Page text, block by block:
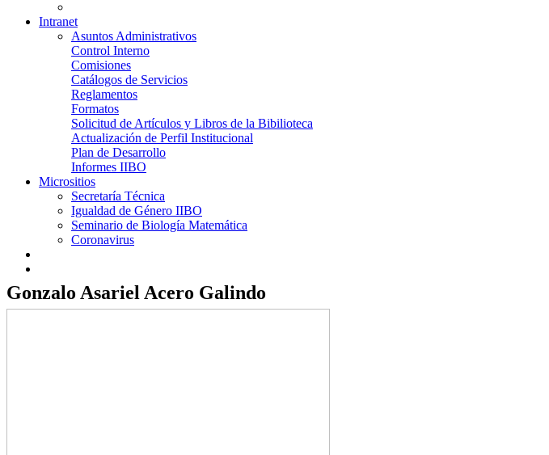
Intranet
Asuntos Administrativos
Control Interno
Comisiones
Catálogos de Servicios
Reglamentos
Formatos
Solicitud de Artículos y Libros de la Bibilioteca
Actualización de Perfil Institucional
Plan de Desarrollo
Informes IIBO
Micrositios
Secretaría Técnica
Igualdad de Género IIBO
Seminario de Biología Matemática
Coronavirus
Gonzalo Asariel Acero Galindo